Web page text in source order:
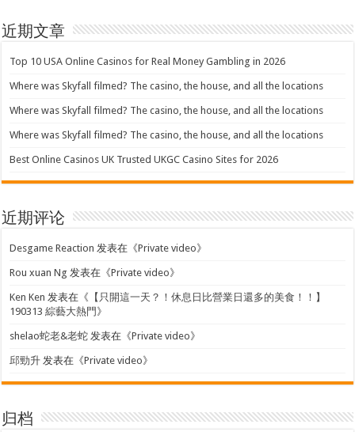
近期文章
Top 10 USA Online Casinos for Real Money Gambling in 2026
Where was Skyfall filmed? The casino, the house, and all the locations
Where was Skyfall filmed? The casino, the house, and all the locations
Where was Skyfall filmed? The casino, the house, and all the locations
Best Online Casinos UK Trusted UKGC Casino Sites for 2026
近期评论
Desgame Reaction 发表在《Private video》
Rou xuan Ng 发表在《Private video》
Ken Ken 发表在《 【只開這一天？！休息日比營業日還多的美食！！】
190313 綜藝大熱門 》
shelao蛇老&老蛇 发表在《Private video》
邱勁升 发表在《Private video》
归档